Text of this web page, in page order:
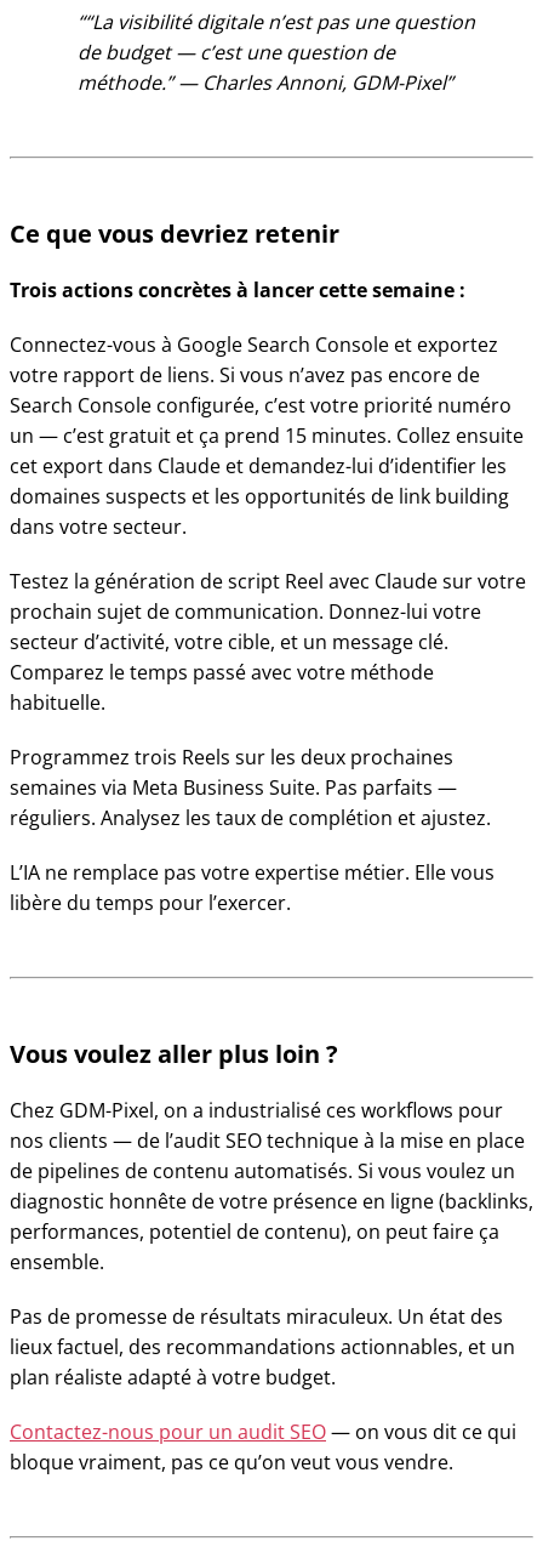
“La visibilité digitale n’est pas une question
de budget — c’est une question de
méthode.” — Charles Annoni, GDM-Pixel
Ce que vous devriez retenir
Trois actions concrètes à lancer cette semaine :
Connectez-vous à Google Search Console et exportez
votre rapport de liens. Si vous n’avez pas encore de
Search Console configurée, c’est votre priorité numéro
un — c’est gratuit et ça prend 15 minutes. Collez ensuite
cet export dans Claude et demandez-lui d’identifier les
domaines suspects et les opportunités de link building
dans votre secteur.
Testez la génération de script Reel avec Claude sur votre
prochain sujet de communication. Donnez-lui votre
secteur d’activité, votre cible, et un message clé.
Comparez le temps passé avec votre méthode
habituelle.
Programmez trois Reels sur les deux prochaines
semaines via Meta Business Suite. Pas parfaits —
réguliers. Analysez les taux de complétion et ajustez.
L’IA ne remplace pas votre expertise métier. Elle vous
libère du temps pour l’exercer.
Vous voulez aller plus loin ?
Chez GDM-Pixel, on a industrialisé ces workflows pour
nos clients — de l’audit SEO technique à la mise en place
de pipelines de contenu automatisés. Si vous voulez un
diagnostic honnête de votre présence en ligne (backlinks,
performances, potentiel de contenu), on peut faire ça
ensemble.
Pas de promesse de résultats miraculeux. Un état des
lieux factuel, des recommandations actionnables, et un
plan réaliste adapté à votre budget.
Contactez-nous pour un audit SEO— on vous dit ce qui
bloque vraiment, pas ce qu’on veut vous vendre.